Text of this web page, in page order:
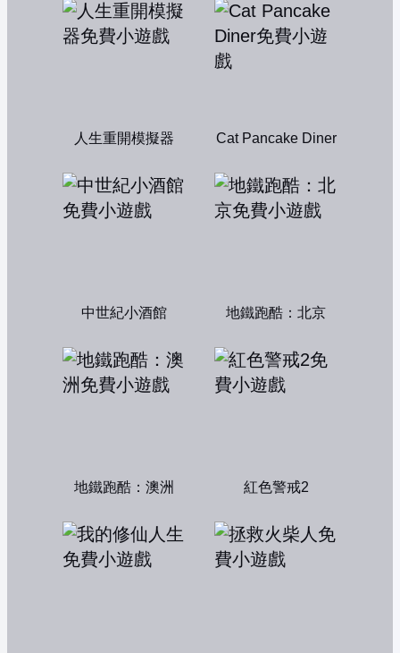
人生重開模擬器 Cat Pancake Diner
中世紀小酒館 地鐵跑酷：北京
地鐵跑酷：澳洲 紅色警戒2